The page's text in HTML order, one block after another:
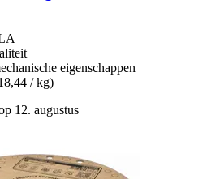
eigenschappen
/ kg)
12. augustus